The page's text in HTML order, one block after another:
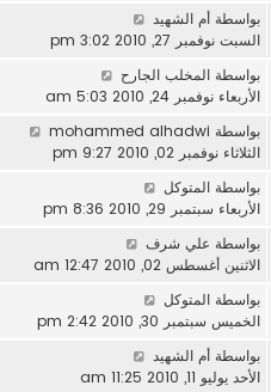
بواسطة أم الشهيد
السبت نوفمبر 27, 2010 3:02 pm
بواسطة المخلب الجارح
الأربعاء نوفمبر 24, 2010 5:03 am
بواسطة mohammed alhadwi
الثلاثاء نوفمبر 02, 2010 9:27 pm
بواسطة المتوكل
الأربعاء سبتمبر 29, 2010 8:36 pm
بواسطة علي شرف
الاثنين أغسطس 02, 2010 12:47 am
بواسطة المتوكل
الخميس سبتمبر 30, 2010 2:42 pm
بواسطة أم الشهيد
الأحد يوليو 11, 2010 11:25 am